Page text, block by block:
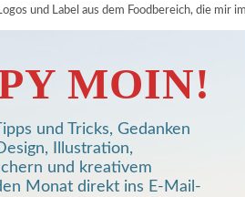
und Label aus dem Foodbereich, die mir
MOIN!
und Tricks, Gedanken
Illustration,
und kreativem
Monat direkt ins E-Mail-